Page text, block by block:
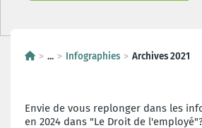
... Infographies Archives 2021
Envie de vous replonger dans les
en 2024 dans "Le Droit de